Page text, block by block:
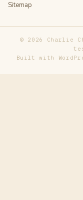
Sitemap
© 2026 Charlie
Built with